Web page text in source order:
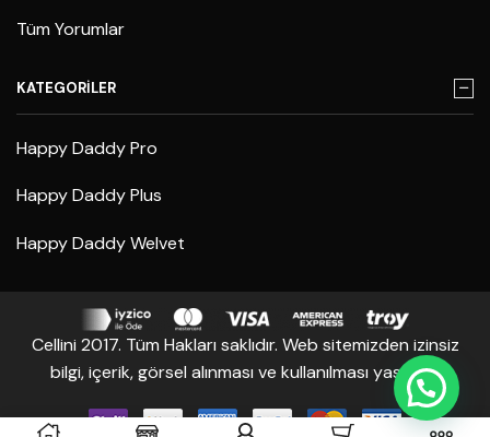
Tüm Yorumlar
KATEGORİLER
Happy Daddy Pro
Happy Daddy Plus
Happy Daddy Welvet
Cellini 2017. Tüm Hakları saklıdır. Web sitemizden izinsiz
bilgi, içerik, görsel alınması ve kullanılması yasaktır.